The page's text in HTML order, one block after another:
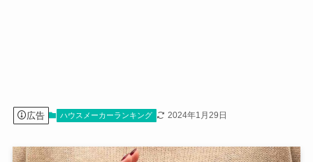
広告 ハウスメーカーランキング 2024年1月29日